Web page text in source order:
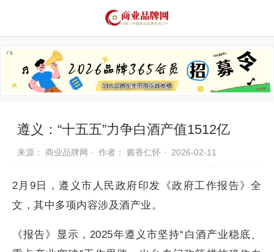
推荐品牌 品牌故事
遵义：“十五五”力争白酒产值1512亿
来源： 商业品牌网 · 作者： 酱香仁怀 · 2026-02-11
2月9日，遵义市人民政府印发《政府工作报告》全
文，其中多项内容涉及酒产业。
《报告》显示，2025年遵义市坚持“白酒产业稳底、